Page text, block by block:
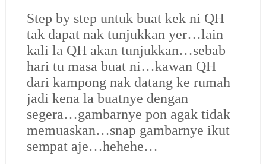
Step by step untuk buat kek ni QH
tak dapat nak tunjukkan yer…lain
kali la QH akan tunjukkan…sebab
hari tu masa buat ni…kawan QH
dari kampong nak datang ke rumah
jadi kena la buatnye dengan
segera…gambarnye pon agak tidak
memuaskan…snap gambarnye ikut
sempat aje…hehehe…